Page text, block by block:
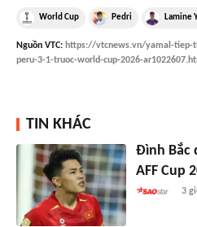
World Cup Pedri Lamine
Nguồn VTC: https://vtcnews.vn/yamal-tiep-
peru-3-1-truoc-world-cup-2026-
TIN KHÁC
Đình Bắc
AFF Cup
3